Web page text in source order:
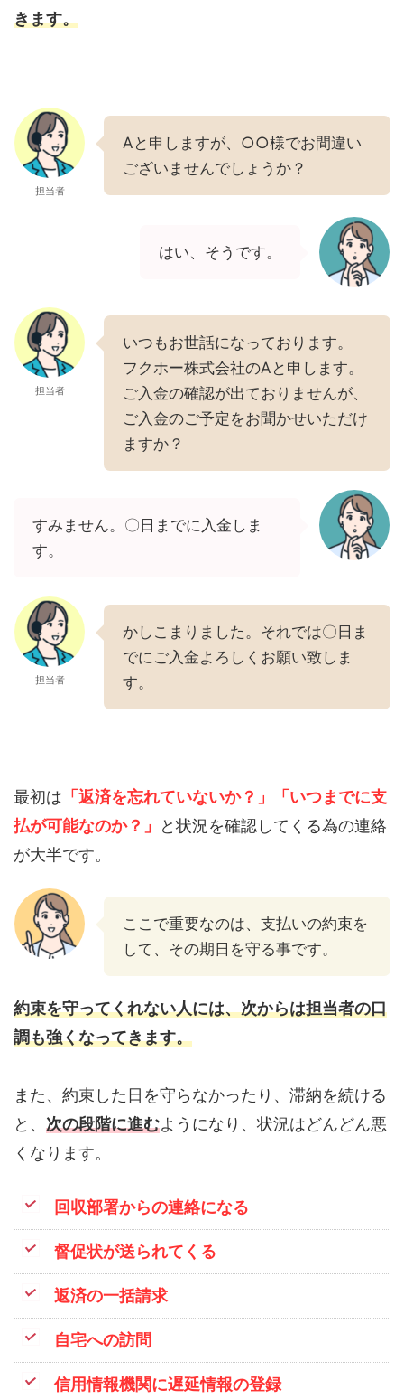
きます。
担当者
Aと申しますが、○○様でお間違い
ございませんでしょうか？
はい、そうです。
担当者
いつもお世話になっております。
フクホー株式会社のAと申します。
ご入金の確認が出ておりませんが、
ご入金のご予定をお聞かせいただけ
ますか？
すみません。〇日までに入金しま
す。
担当者
かしこまりました。それでは〇日ま
でにご入金よろしくお願い致しま
す。
最初は 「返済を忘れていないか？」
「いつまでに支
払が可能なのか？」
と状況を確認してくる為の連絡
が大半です。
ここで重要なのは、支払いの約束を
して、その期日を守る事です。
約束を守ってくれない人には、次からは担当者の口
調も強くなってきます。
また、約束した日を守らなかったり、滞納を続ける
と、 次の段階に進むようになり、状況はどんどん悪
くなります。
回収部署からの連絡になる
督促状が送られてくる
返済の一括請求
自宅への訪問
信用情報機関に遅延情報の登録